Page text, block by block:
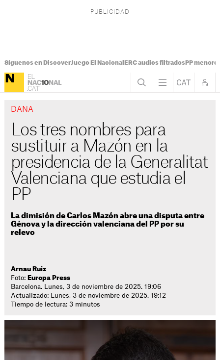
Síguenos en DiscoverJuego El Nacional ERC audios filtradosPP
DANA
Los tres nombres para
sustituir a Mazón en la
presidencia de la Generalitat
Valenciana que estudia el
PP
La dimisión de Carlos Mazón abre una disputa entre
Génova y la dirección valenciana del PP por su
relevo
Arnau Ruiz
Foto: Europa Press
Barcelona. Lunes, 3 de noviembre de 2025. 19:06
Actualizado: Lunes, 3 de noviembre de 2025. 19:12
Tiempo de lectura: 3 minutos